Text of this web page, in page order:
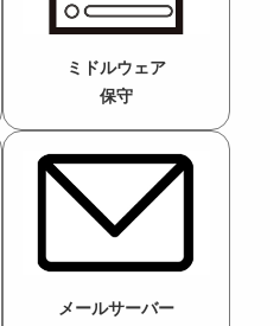
ミドルウェア
保守
メールサーバー